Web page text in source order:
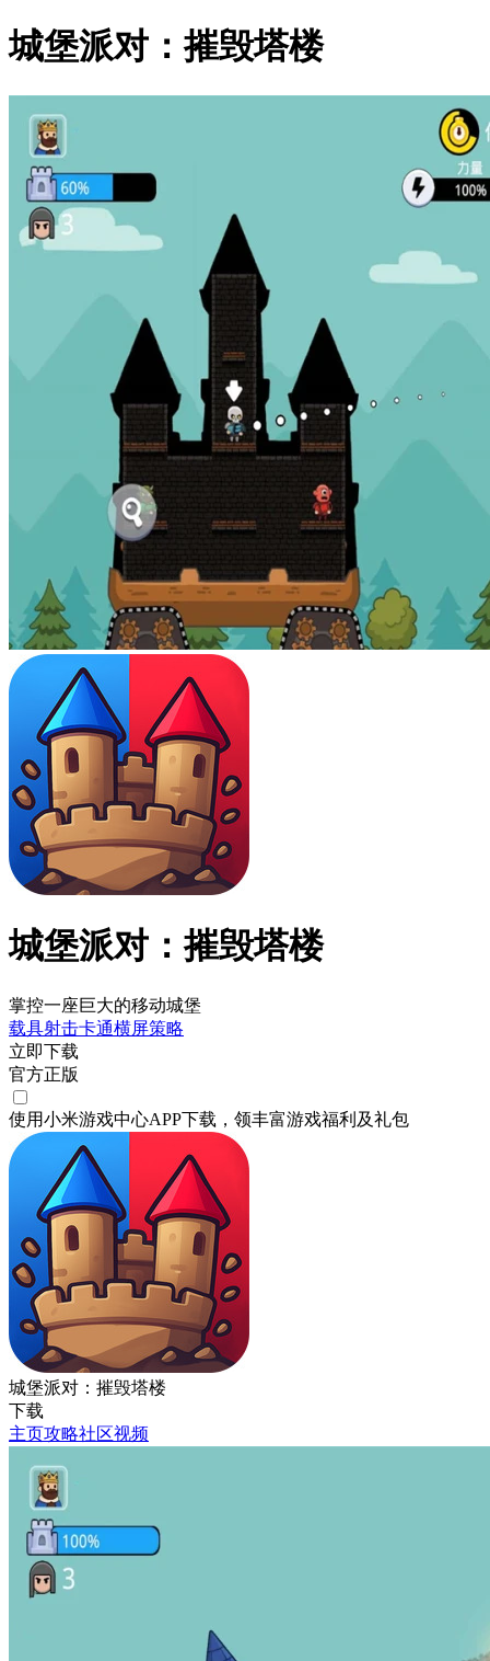
城堡派对：摧毁塔楼
城堡派对：摧毁塔楼
掌控一座巨大的移动城堡
载具射击卡通横屏策略
立即下载
官方正版
使用小米游戏中心APP下载 ，领丰富游戏福利 及礼包
城堡派对：摧毁塔楼
下载
主页攻略社区视频